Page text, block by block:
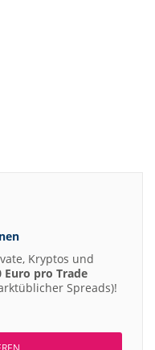
Kryptos und
Euro pro Trade
Spreads)!